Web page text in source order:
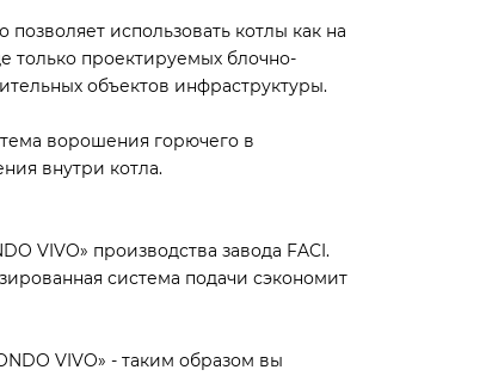
использовать котлы как на
только проектируемых блочно-
объектов инфраструктуры.
ворошения горючего в
внутри котла.
VIVO» производства завода FACI.
система подачи сэкономит
VIVO» - таким образом вы